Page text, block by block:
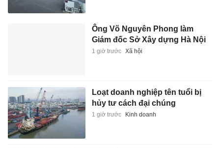
Ông Võ Nguyên Phong làm
Giám đốc Sở Xây dựng Hà Nội
1 giờ trước Xã hội
Loạt doanh nghiệp tên tuổi bị
hủy tư cách đại chúng
1 giờ trước Kinh doanh